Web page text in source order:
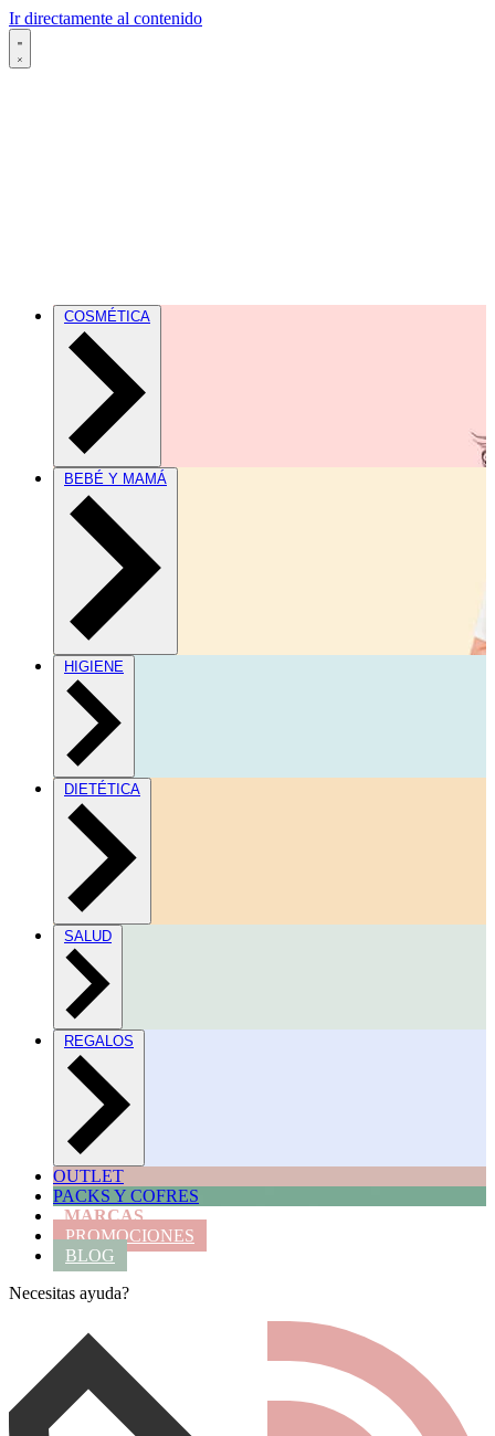
Ir directamente al contenido
COSMÉTICA
BEBÉ Y MAMÁ
HIGIENE
DIETÉTICA
SALUD
REGALOS
OUTLET
PACKS Y COFRES
MARCAS
PROMOCIONES
BLOG
Necesitas ayuda?